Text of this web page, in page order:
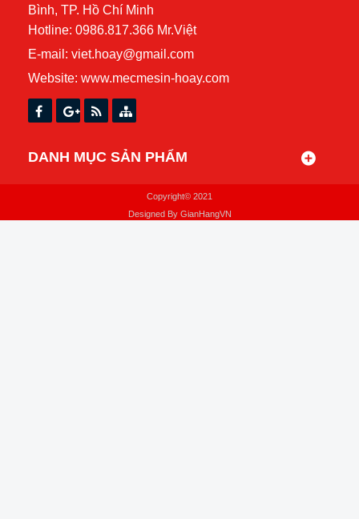
Bình, TP. Hồ Chí Minh
Hotline: 0986.817.366 Mr.Việt
E-mail: viet.hoay@gmail.com
Website: www.mecmesin-hoay.com
DANH MỤC SẢN PHẨM
Copyright© 2021
Designed By GianHangVN